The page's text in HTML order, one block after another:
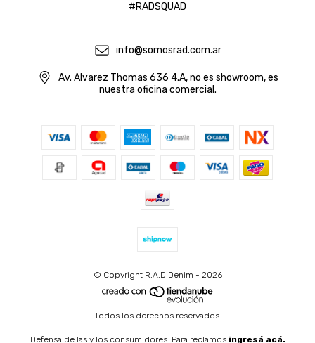
#RADSQUAD
info@somosrad.com.ar
Av. Alvarez Thomas 636 4.A, no es showroom, es
nuestra oficina comercial.
© Copyright R.A.D Denim - 2026
Todos los derechos reservados.
Defensa de las y los consumidores. Para reclamos ingresá acá.